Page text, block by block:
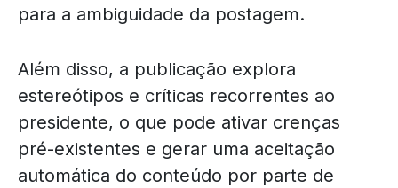
para a ambiguidade da postagem.
Além disso, a publicação explora
estereótipos e críticas recorrentes ao
presidente, o que pode ativar crenças
pré-existentes e gerar uma aceitação
automática do conteúdo por parte de